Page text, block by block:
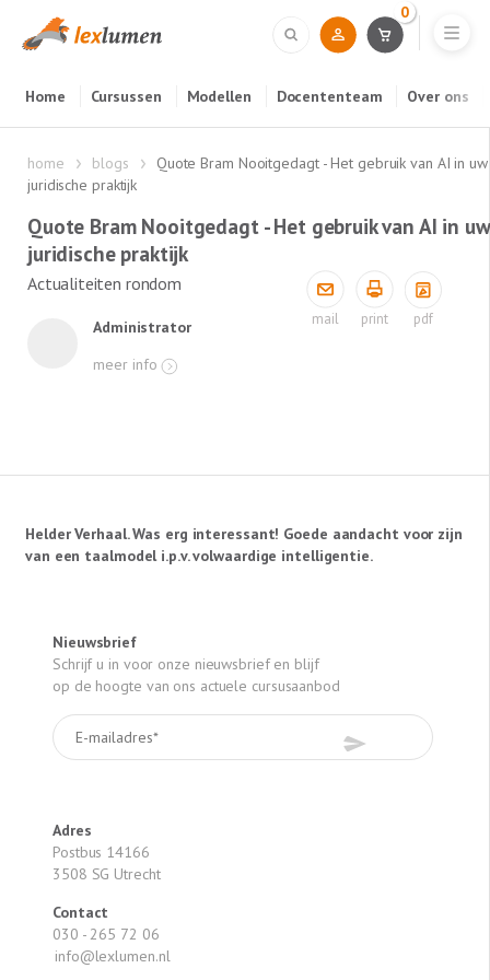
Home Cursussen Modellen Docententeam Over ons
0
home blogs
Quote Bram Nooitgedagt - Het gebruik van AI in uw
juridische praktijk
Quote Bram Nooitgedagt - Het gebruik van AI in uw
juridische praktijk
Actualiteiten rondom
Administrator
meer info
mail print pdf
Helder Verhaal. Was erg interessant! Goede aandacht voor zijn
van een taalmodel i.p.v. volwaardige intelligentie.
Nieuwsbrief
Schrijf u in voor onze nieuwsbrief en blijf
op de hoogte van ons actuele cursusaanbod
Adres
Postbus 14166
3508 SG Utrecht
Contact
030 - 265 72 06
info@lexlumen.nl